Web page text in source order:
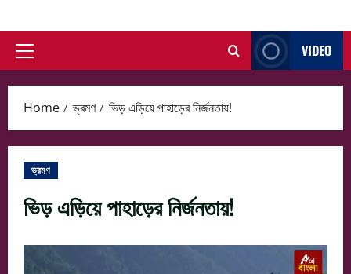
to
contentPrimary
VIDEO
Home ভ্রমণ ভিড় এড়িয়ে পাহাড়ের নির্জনতায়!
ভ্রমণ
ভিড় এড়িয়ে পাহাড়ের নির্জনতায়!